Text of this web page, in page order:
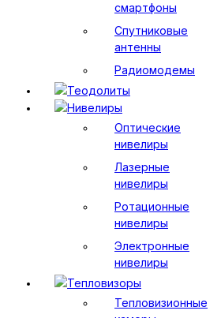
смартфоны
Спутниковые
антенны
Радиомодемы
Теодолиты
Нивелиры
Оптические
нивелиры
Лазерные
нивелиры
Ротационные
нивелиры
Электронные
нивелиры
Тепловизоры
Тепловизионные